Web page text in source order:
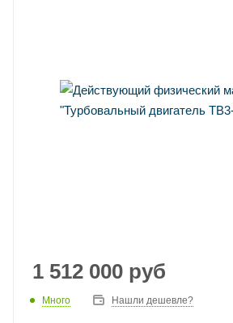
1 512 000 руб
Много Нашли дешевле?